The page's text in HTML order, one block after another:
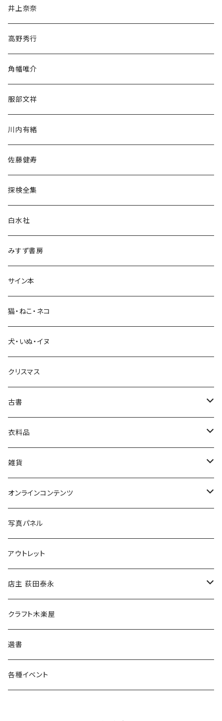
文学・小説・物語
随筆・ノンフィクション・その他
民族・風習
言語・ことば
生活・暮らし
芸術・絵画・写真
絵本・児童書
娯楽・エンターテインメント
井上奈奈
高野秀行
角幡唯介
服部文祥
川内有緒
佐藤健寿
探検全集
白水社
みすず書房
サイン本
猫・ねこ・ネコ
犬・いぬ・イヌ
クリスマス
古書
古書セット
美術
衣料品
POLEWARDS
Tシャツ
雑貨
バッグ
ブックカバー
マグカップ
傘
食料品
その他
オンラインコンテンツ
冒険クロストーク
写真パネル
アウトレット
店主 荻田泰永
書籍
ウェア
クラフト木楽屋
選書
各種イベント